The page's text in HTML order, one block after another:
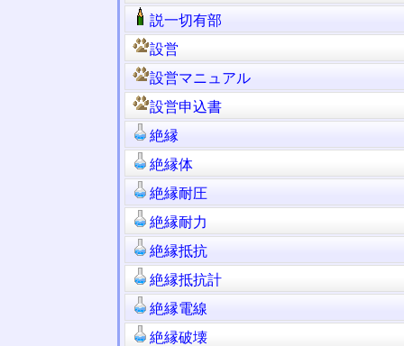
説一切有部
設営
設営マニュアル
設営申込書
絶縁
絶縁体
絶縁耐圧
絶縁耐力
絶縁抵抗
絶縁抵抗計
絶縁電線
絶縁破壊